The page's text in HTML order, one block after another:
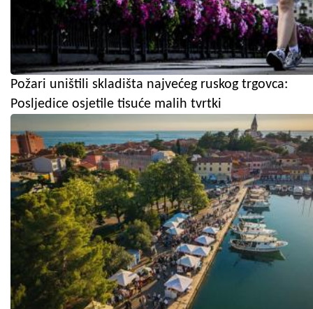
Požari uništili skladišta najvećeg ruskog trgovca:
Posljedice osjetile tisuće malih tvrtki